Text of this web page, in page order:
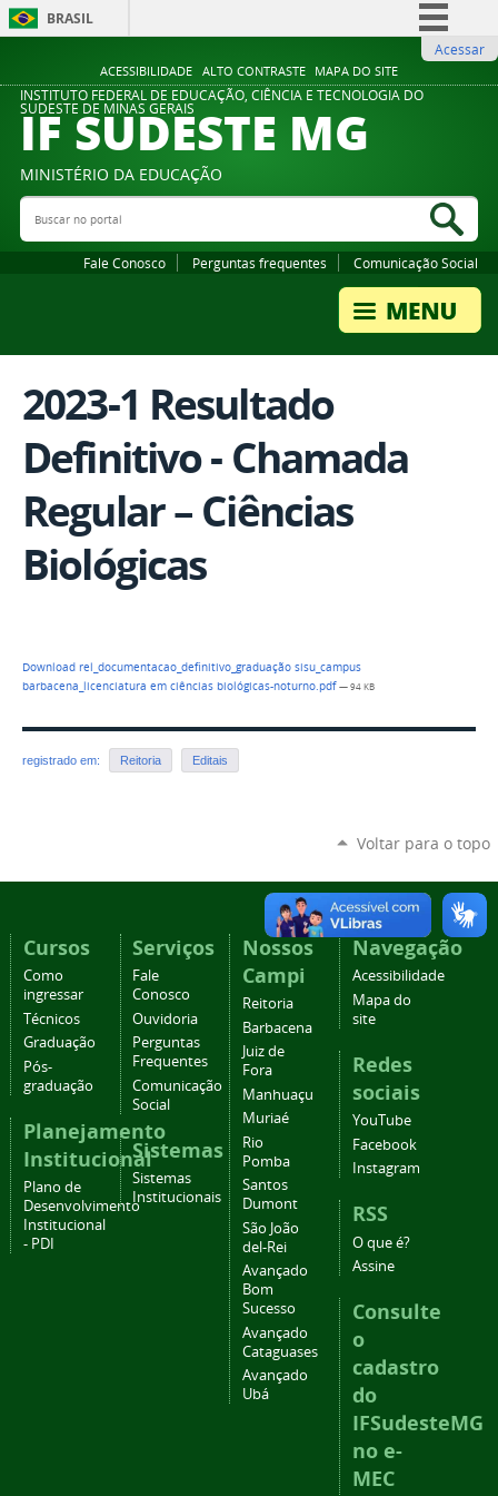
ACESSIBILIDADE ALTO CONTRASTE MAPA DO SITE
BRASIL
Comunica BR
Participe
Legislação
Acessar
INSTITUTO FEDERAL DE EDUCAÇÃO, CIÊNCIA E TECNOLOGIA DO
SUDESTE DE MINAS GERAIS
IF SUDESTE MG
MINISTÉRIO DA EDUCAÇÃO
Buscar no portal
Fale Conosco Perguntas frequentes Comunicação Social
2023-1 Resultado
Definitivo - Chamada
Regular – Ciências
Biológicas
Download rel_documentacao_definitivo_graduação sisu_campus
barbacena_licenciatura em ciências biológicas-noturno.pdf— 94 KB
registrado em: Reitoria Editais
Voltar para o topo
Cursos
Como
ingressar
Técnicos
Graduação
Pós-
graduação
Planejamento
Institucional
Plano de
Desenvolvimento
Institucional
- PDI
Serviços
Fale
Conosco
Ouvidoria
Perguntas
Frequentes
Comunicação
Social
Sistemas
Sistemas
Institucionais
Nossos
Campi
Reitoria
Barbacena
Juiz de
Fora
Manhuaçu
Muriaé
Rio
Pomba
Santos
Dumont
São João
del-Rei
Avançado
Bom
Sucesso
Avançado
Cataguases
Avançado
Ubá
Navegação
Acessibilidade
Mapa do
site
Redes
sociais
YouTube
Facebook
Instagram
RSS
O que é?
Assine
Consulte
o
cadastro
do
IFSudesteMG
no e-
MEC